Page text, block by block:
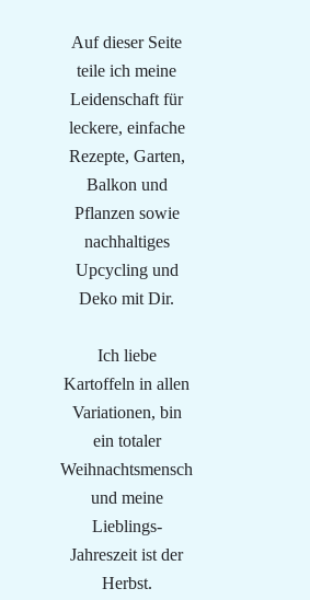
Auf dieser Seite
teile ich meine
Leidenschaft für
leckere, einfache
Rezepte, Garten,
Balkon und
Pflanzen sowie
nachhaltiges
Upcycling und
Deko mit Dir.
Ich liebe
Kartoffeln in allen
Variationen, bin
ein totaler
Weihnachtsmensch
und meine
Lieblings-
Jahreszeit ist der
Herbst.